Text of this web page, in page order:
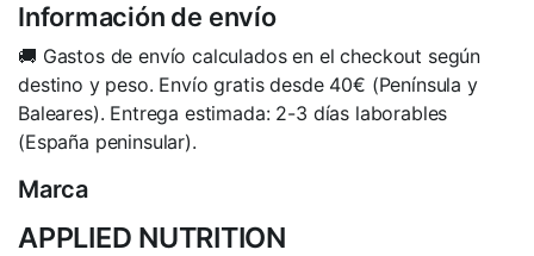
Información de envío
🚚 Gastos de envío calculados en el checkout según
destino y peso. Envío gratis desde 40€ (Península y
Baleares). Entrega estimada: 2-3 días laborables
(España peninsular).
Marca
APPLIED NUTRITION